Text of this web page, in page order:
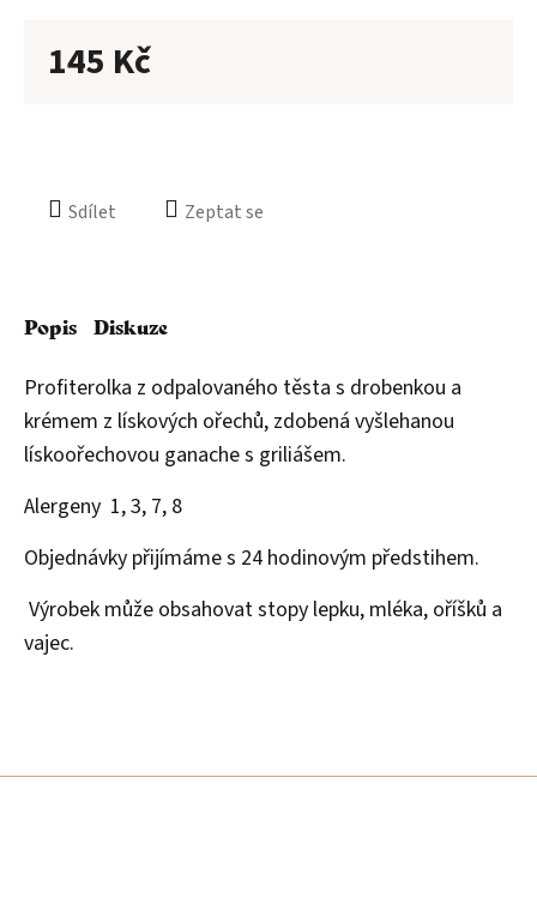
145 Kč
Zeptat se
Sdílet
Popis Diskuze
Profiterolka z odpalovaného těsta s drobenkou a
krémem z lískových ořechů, zdobená vyšlehanou
lískoořechovou ganache s griliášem.
Alergeny 1, 3, 7, 8
Objednávky přijímáme s 24 hodinovým předstihem.
Výrobek může obsahovat stopy lepku, mléka, oříšků a
vajec.
Z